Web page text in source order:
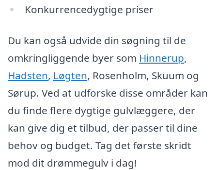
Konkurrencedygtige priser
Du kan også udvide din søgning til de
omkringliggende byer som Hinnerup,
Hadsten, Løgten, Rosenholm, Skuum og
Sørup. Ved at udforske disse områder kan
du finde flere dygtige gulvlæggere, der
kan give dig et tilbud, der passer til dine
behov og budget. Tag det første skridt
mod dit drømmegulv i dag!